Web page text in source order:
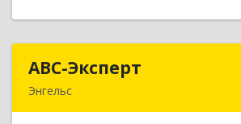
АВС-Эксперт
Энгельс